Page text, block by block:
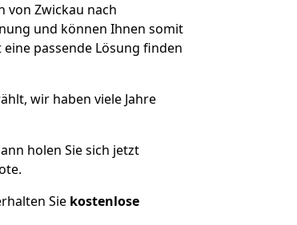
von Zwickau nach
und können Ihnen somit
passende Lösung finden
wir haben viele Jahre
holen Sie sich jetzt
Sie kostenlose